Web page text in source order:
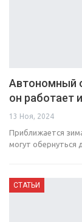
Автономный
он работает
13 Ноя, 2024
Приближается
могут
СТАТЬИ